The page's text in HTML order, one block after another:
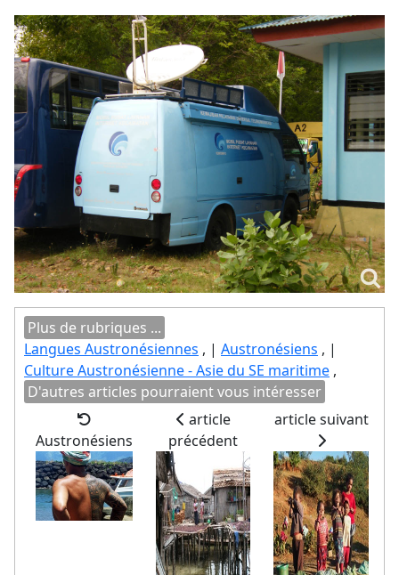
Plus de rubriques ...
Langues Austronésiennes , | Austronésiens , |
Culture Austronésienne - Asie du SE maritime ,
D'autres articles pourraient vous intéresser
Austronésiens
article
précédent
article suivant